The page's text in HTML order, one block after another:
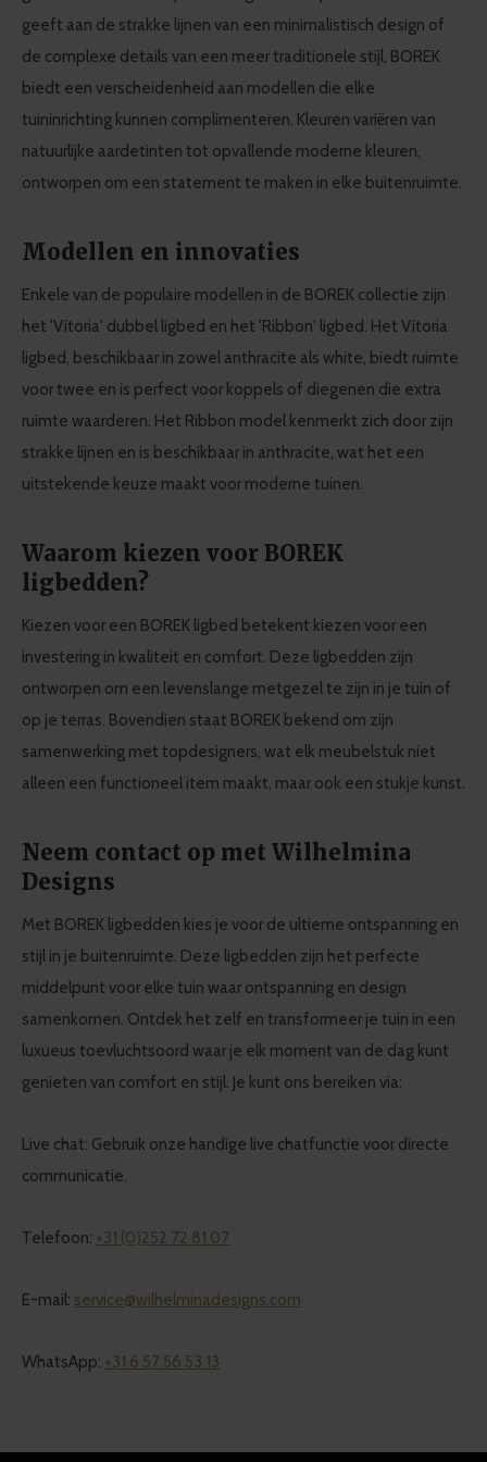
our social media, advertising and analytics partners who
provided to them or that they’ve collected from your use
of their services.
geeft aan de strakke lijnen van een minimalistisch design of
de complexe details van een meer traditionele stijl, BOREK
biedt een verscheidenheid aan modellen die elke
tuininrichting kunnen complimenteren. Kleuren variëren van
natuurlijke aardetinten tot opvallende moderne kleuren,
ontworpen om een statement te maken in elke buitenruimte.
Modellen en innovaties
Enkele van de populaire modellen in de BOREK collectie zijn
het 'Vitoria' dubbel ligbed en het 'Ribbon' ligbed. Het Vitoria
ligbed, beschikbaar in zowel anthracite als white, biedt ruimte
voor twee en is perfect voor koppels of diegenen die extra
ruimte waarderen. Het Ribbon model kenmerkt zich door zijn
strakke lijnen en is beschikbaar in anthracite, wat het een
uitstekende keuze maakt voor moderne tuinen.
Waarom kiezen voor BOREK
ligbedden?
Kiezen voor een BOREK ligbed betekent kiezen voor een
investering in kwaliteit en comfort. Deze ligbedden zijn
ontworpen om een levenslange metgezel te zijn in je tuin of
op je terras. Bovendien staat BOREK bekend om zijn
samenwerking met topdesigners, wat elk meubelstuk niet
alleen een functioneel item maakt, maar ook een stukje kunst.
Neem contact op met Wilhelmina
Designs
Met BOREK ligbedden kies je voor de ultieme ontspanning en
stijl in je buitenruimte. Deze ligbedden zijn het perfecte
middelpunt voor elke tuin waar ontspanning en design
samenkomen. Ontdek het zelf en transformeer je tuin in een
luxueus toevluchtsoord waar je elk moment van de dag kunt
genieten van comfort en stijl. Je kunt ons bereiken via:
Live chat: Gebruik onze handige live chatfunctie voor directe
communicatie.
Telefoon: +31 (0)252 72 81 07
E-mail: service@wilhelminadesigns.com
WhatsApp: +31 6 57 56 53 13